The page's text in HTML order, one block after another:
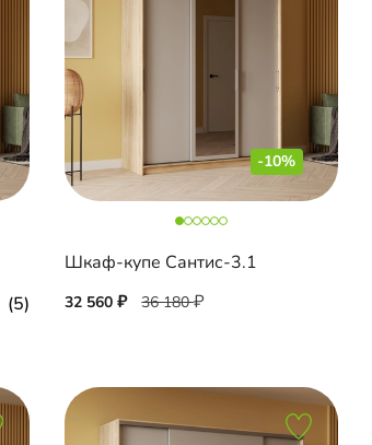
(5)
-10%
Шкаф-купе Сантис-3.1
32 560 36 180